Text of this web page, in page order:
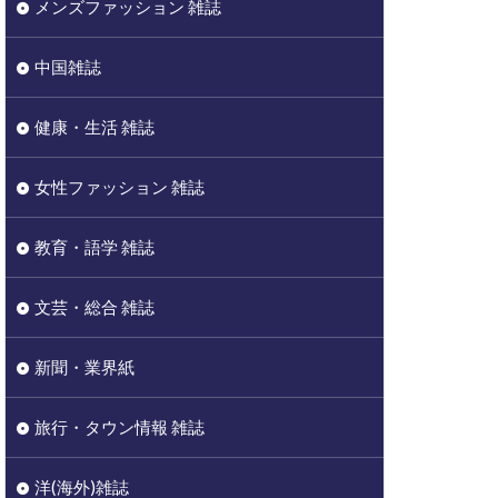
メンズファッション 雑誌
中国雑誌
健康・生活 雑誌
女性ファッション 雑誌
教育・語学 雑誌
文芸・総合 雑誌
新聞・業界紙
旅行・タウン情報 雑誌
洋(海外)雑誌